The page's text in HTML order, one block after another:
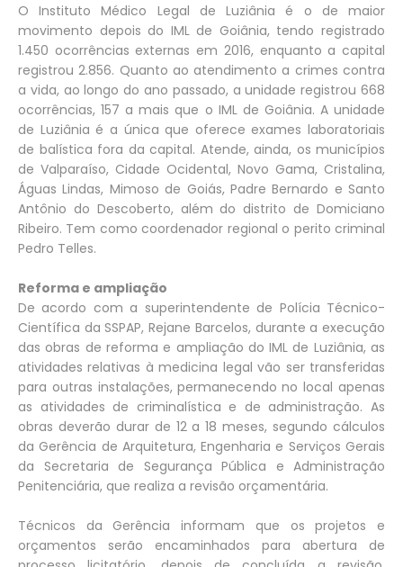
O Instituto Médico Legal de Luziânia é o de maior
movimento depois do IML de Goiânia, tendo registrado
1.450 ocorrências externas em 2016, enquanto a capital
registrou 2.856. Quanto ao atendimento a crimes contra
a vida, ao longo do ano passado, a unidade registrou 668
ocorrências, 157 a mais que o IML de Goiânia. A unidade
de Luziânia é a única que oferece exames laboratoriais
de balística fora da capital. Atende, ainda, os municípios
de Valparaíso, Cidade Ocidental, Novo Gama, Cristalina,
Águas Lindas, Mimoso de Goiás, Padre Bernardo e Santo
Antônio do Descoberto, além do distrito de Domiciano
Ribeiro. Tem como coordenador regional o perito criminal
Pedro Telles.
Reforma e ampliação
De acordo com a superintendente de Polícia Técnico-
Científica da SSPAP, Rejane Barcelos, durante a execução
das obras de reforma e ampliação do IML de Luziânia, as
atividades relativas à medicina legal vão ser transferidas
para outras instalações, permanecendo no local apenas
as atividades de criminalística e de administração. As
obras deverão durar de 12 a 18 meses, segundo cálculos
da Gerência de Arquitetura, Engenharia e Serviços Gerais
da Secretaria de Segurança Pública e Administração
Penitenciária, que realiza a revisão orçamentária.
Técnicos da Gerência informam que os projetos e
orçamentos serão encaminhados para abertura de